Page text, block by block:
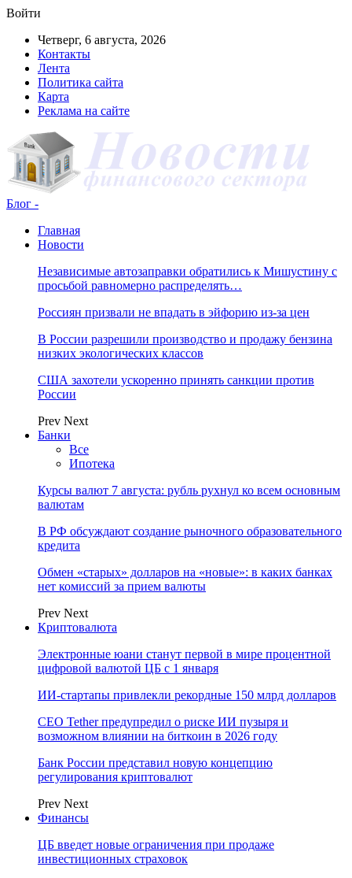
Войти
Четверг, 6 августа, 2026
Контакты
Лента
Политика сайта
Карта
Реклама на сайте
Блог -
Главная
Новости
Независимые автозаправки обратились к Мишустину с
просьбой равномерно распределять…
Россиян призвали не впадать в эйфорию из-за цен
В России разрешили производство и продажу бензина
низких экологических классов
США захотели ускоренно принять санкции против
России
Prev Next
Банки
Все
Ипотека
Курсы валют 7 августа: рубль рухнул ко всем основным
валютам
В РФ обсуждают создание рыночного образовательного
кредита
Обмен «старых» долларов на «новые»: в каких банках
нет комиссий за прием валюты
Prev Next
Криптовалюта
Электронные юани станут первой в мире процентной
цифровой валютой ЦБ с 1 января
ИИ-стартапы привлекли рекордные 150 млрд долларов
CEO Tether предупредил о риске ИИ пузыря и
возможном влиянии на биткоин в 2026 году
Банк России представил новую концепцию
регулирования криптовалют
Prev Next
Финансы
ЦБ введет новые ограничения при продаже
инвестиционных страховок